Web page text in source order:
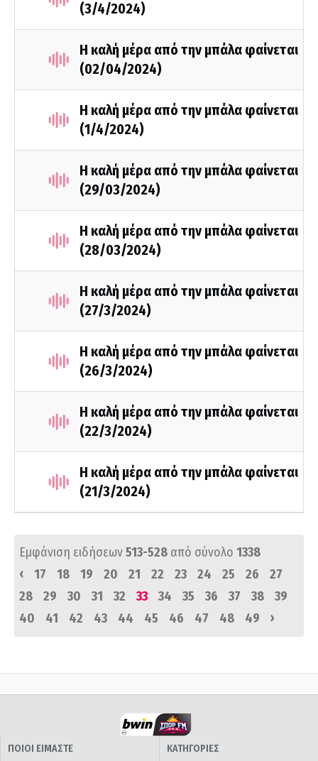
(3/4/2024)
Η καλή μέρα από την μπάλα φαίνεται
(02/04/2024)
Η καλή μέρα από την μπάλα φαίνεται
(1/4/2024)
Η καλή μέρα από την μπάλα φαίνεται
(29/03/2024)
Η καλή μέρα από την μπάλα φαίνεται
(28/03/2024)
Η καλή μέρα από την μπάλα φαίνεται
(27/3/2024)
Η καλή μέρα από την μπάλα φαίνεται
(26/3/2024)
Η καλή μέρα από την μπάλα φαίνεται
(22/3/2024)
Η καλή μέρα από την μπάλα φαίνεται
(21/3/2024)
Εμφάνιση ειδήσεων513-528 από σύνολο 1338
‹
17 18 19 20 21 22 23 24 25 26
27
28
29 30 31 32 33 34 35 36 37 38
39
40
41 42 43 44 45 46 47 48 49 ›
ΠΟΙΟΙ ΕΙΜΑΣΤΕ
ΚΑΤΗΓΟΡΙΕΣ